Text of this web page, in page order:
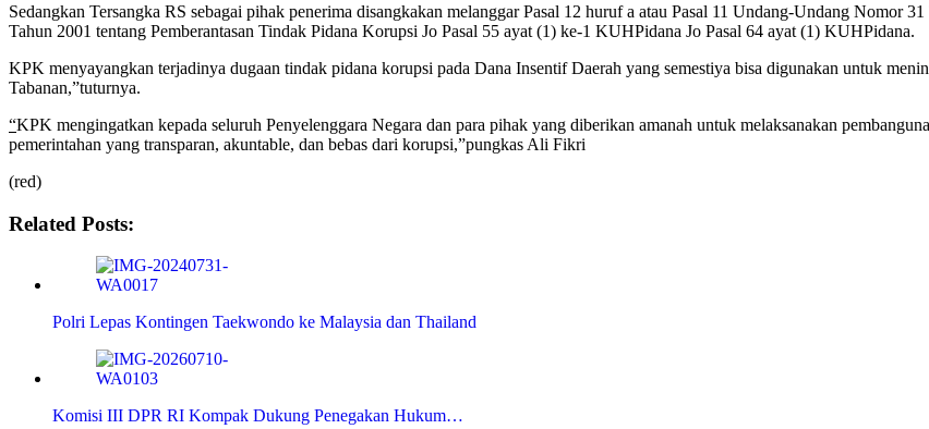
Sedangkan Tersangka RS sebagai pihak penerima disangkakan melanggar Pasal 12 huruf a atau Pasal 11 Undang-Undang Nomor
Tahun 2001 tentang Pemberantasan Tindak Pidana Korupsi Jo Pasal 55 ayat (1) ke-1 KUHPidana Jo Pasal 64 ayat (1) KUHPidana.
KPK menyayangkan terjadinya dugaan tindak pidana korupsi pada Dana Insentif Daerah yang semestiya bisa digunakan untuk
Tabanan,”tuturnya.
“KPK mengingatkan kepada seluruh Penyelenggara Negara dan para pihak yang diberikan amanah untuk melaksanakan
pemerintahan yang transparan, akuntable, dan bebas dari korupsi,”pungkas Ali Fikri
(red)
Related Posts:
Polri Lepas Kontingen Taekwondo ke Malaysia dan Thailand
Komisi III DPR RI Kompak Dukung Penegakan Hukum…